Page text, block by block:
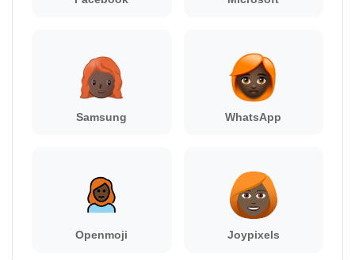
Samsung WhatsApp
Openmoji Joypixels